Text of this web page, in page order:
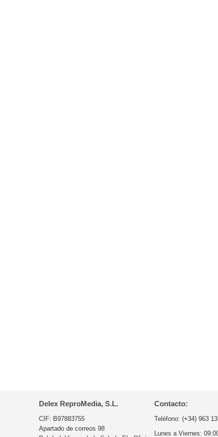
Delex ReproMedia, S.L.
CIF: B97883755
Apartado de correos 98
Contacto:
Teléfono: (+34) 963
Lunes a Viernes: